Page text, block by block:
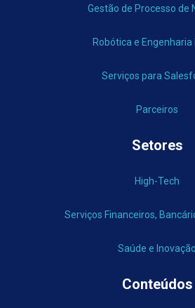
Gestão de Processo de
Robótica e Engenharia
Serviços para
Parceiros
Setores
High-Tech
Serviços Financeiros,
Saúde e Inovação
Conteúdos